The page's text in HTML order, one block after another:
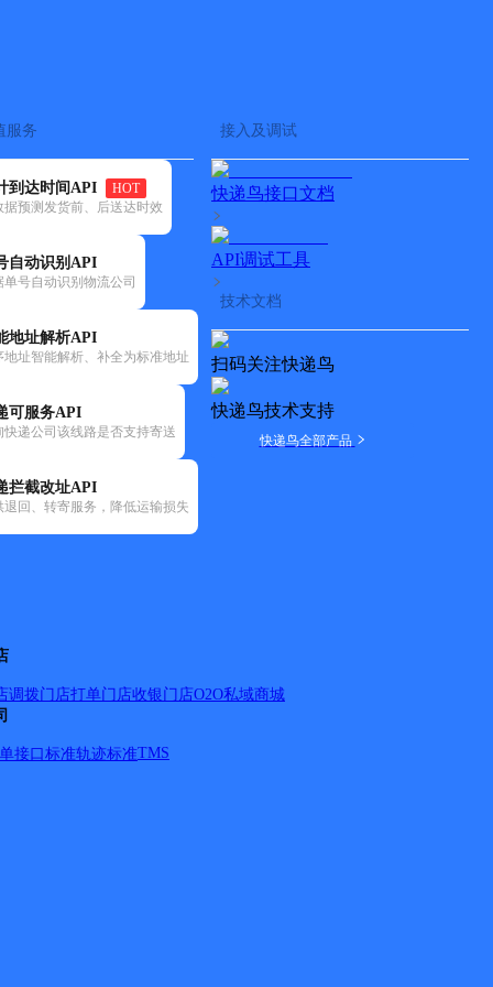
服务
到达时间API
HOT
据预测发货前、后送达时效
自动识别API
单号自动识别物流公司
地址解析API
地址智能解析、补全为标准地址
可服务API
快递公司该线路是否支持寄送
拦截改址API
退回、转寄服务，降低运输损失
接入及调试
快递鸟接口文档
API调试工具
技术文档
扫码关注快递鸟
快递鸟技术支持
快递鸟全部产品
调拨门店打单门店收银门店O2O私域商城
接口标准轨迹标准TMS